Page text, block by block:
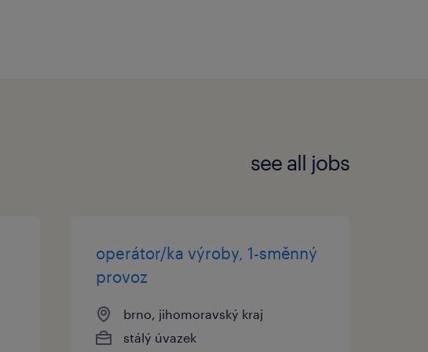
see all jobs
operátor/ka výroby, 1-směnný
provoz
brno, jihomoravský kraj
stálý úvazek